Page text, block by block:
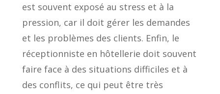
est souvent exposé au stress et à la
pression, car il doit gérer les demandes
et les problèmes des clients. Enfin, le
réceptionniste en hôtellerie doit souvent
faire face à des situations difficiles et à
des conflits, ce qui peut être très